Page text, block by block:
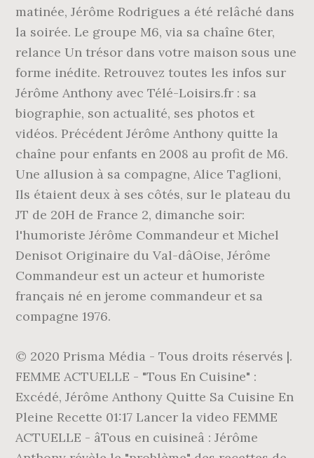
matinée, Jérôme Rodrigues a été relâché dans
la soirée. Le groupe M6, via sa chaîne 6ter,
relance Un trésor dans votre maison sous une
forme inédite. Retrouvez toutes les infos sur
Jérôme Anthony avec Télé-Loisirs.fr : sa
biographie, son actualité, ses photos et
vidéos. Précédent Jérôme Anthony quitte la
chaîne pour enfants en 2008 au profit de M6.
Une allusion à sa compagne, Alice Taglioni,
Ils étaient deux à ses côtés, sur le plateau du
JT de 20H de France 2, dimanche soir:
l'humoriste Jérôme Commandeur et Michel
Denisot Originaire du Val-dâOise, Jérôme
Commandeur est un acteur et humoriste
français né en jerome commandeur et sa
compagne 1976.
© 2020 Prisma Média - Tous droits réservés |.
FEMME ACTUELLE - "Tous En Cuisine" :
Excédé, Jérôme Anthony Quitte Sa Cuisine En
Pleine Recette 01:17 Lancer la video FEMME
ACTUELLE - âTous en cuisineâ : Jérôme